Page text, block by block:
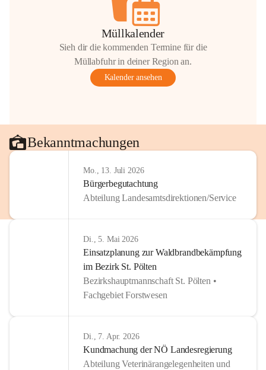
Müllkalender
Sieh dir die kommenden Termine für die
Müllabfuhr in deiner Region an.
Kalender ansehen
Bekanntmachungen
Mo., 13. Juli 2026
Bürgerbegutachtung
Abteilung Landesamtsdirektionen/Service
Di., 5. Mai 2026
Einsatzplanung zur Waldbrandbekämpfung
im Bezirk St. Pölten
Bezirkshauptmannschaft St. Pölten •
Fachgebiet Forstwesen
Di., 7. Apr. 2026
Kundmachung der NÖ Landesregierung
Abteilung Veterinärangelegenheiten und